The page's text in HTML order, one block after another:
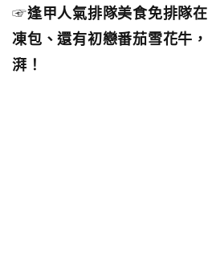
☞逢甲人氣排隊美食免排隊
凍包、還有初戀番茄雪花牛
湃！